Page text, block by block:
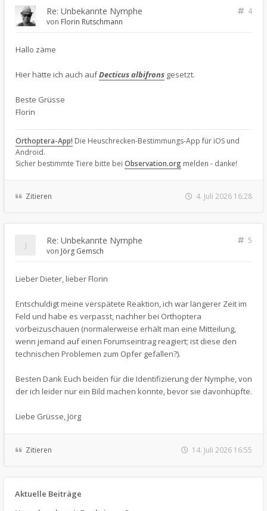
Re: Unbekannte Nymphe
4
von Florin Rutschmann
Hallo zäme
Hier hätte ich auch aufDecticus albifrons gesetzt.
Beste Grüsse
Florin
Orthoptera-App! Die Heuschrecken-Bestimmungs-App für iOS und
Android.
Sicher bestimmte Tiere bitte bei Observation.org melden - danke!
Zitieren 4. Juli 2026 16:28
Re: Unbekannte Nymphe
5
von Jörg Gemsch
Lieber Dieter, lieber Florin
Entschuldigt meine verspätete Reaktion, ich war längerer Zeit im
Feld und habe es verpasst, nachher bei Orthoptera
vorbeizuschauen (normalerweise erhält man eine Mitteilung,
wenn jemand auf einen Forumseintrag reagiert; ist diese den
technischen Problemen zum Opfer gefallen?).
Besten Dank Euch beiden für die Identifizierung der Nymphe, von
der ich leider nur ein Bild machen konnte, bevor sie davonhüpfte.
Liebe Grüsse, Jörg
Zitieren 14. Juli 2026 16:55
Aktuelle Beiträge